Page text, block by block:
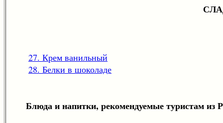
27. Крем ванильный
28. Белки в шоколаде
Блюда и напитки, рекомендуемые туристам из